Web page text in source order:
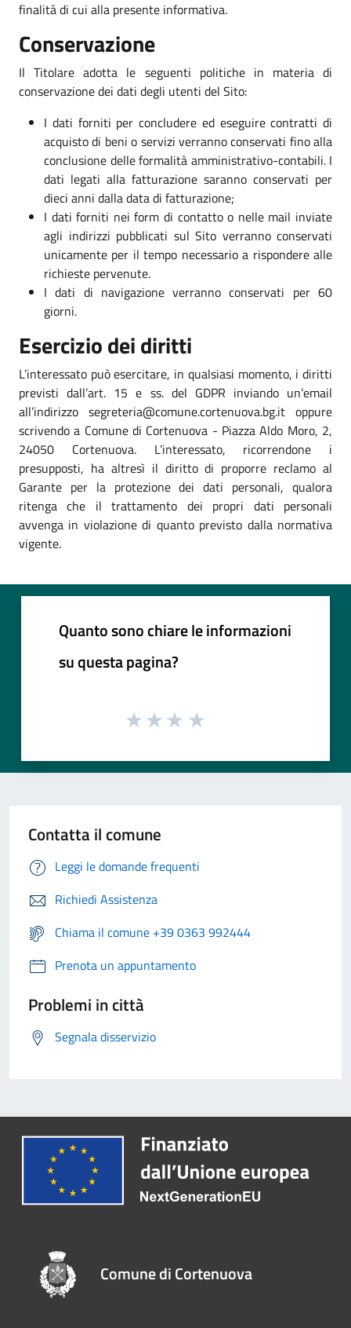
finalità di cui alla presente informativa.
Conservazione
Il Titolare adotta le seguenti politiche in materia di
conservazione dei dati degli utenti del Sito:
I dati forniti per concludere ed eseguire contratti di
acquisto di beni o servizi verranno conservati fino alla
conclusione delle formalità amministrativo-contabili. I
dati legati alla fatturazione saranno conservati per
dieci anni dalla data di fatturazione;
I dati forniti nei form di contatto o nelle mail inviate
agli indirizzi pubblicati sul Sito verranno conservati
unicamente per il tempo necessario a rispondere alle
richieste pervenute.
I dati di navigazione verranno conservati per 60
giorni.
Esercizio dei diritti
L’interessato può esercitare, in qualsiasi momento, i diritti
previsti dall’art. 15 e ss. del GDPR inviando un’email
all’indirizzo segreteria@comune.cortenuova.bg.it oppure
scrivendo a Comune di Cortenuova - Piazza Aldo Moro, 2,
24050 Cortenuova. L’interessato, ricorrendone i
presupposti, ha altresì il diritto di proporre reclamo al
Garante per la protezione dei dati personali, qualora
ritenga che il trattamento dei propri dati personali
avvenga in violazione di quanto previsto dalla normativa
vigente.
Quanto sono chiare le informazioni
su questa pagina?
Contatta il comune
Leggi le domande frequenti
Richiedi Assistenza
Chiama il comune +39 0363 992444
Prenota un appuntamento
Problemi in città
Segnala disservizio
Comune di Cortenuova